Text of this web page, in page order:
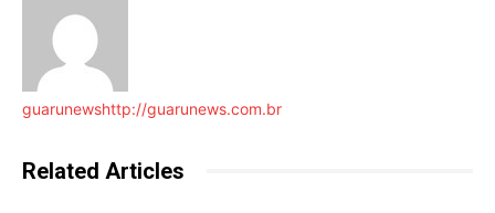
guarunewshttp://guarunews.com.br
Related Articles